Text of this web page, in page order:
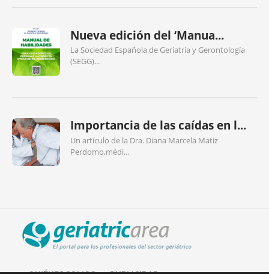
Nueva edición del ‘Manua...
La Sociedad Española de Geriatría y Gerontología
(SEGG)...
Importancia de las caídas en l...
Un artículo de la Dra. Diana Marcela Matiz
Perdomo,médi...